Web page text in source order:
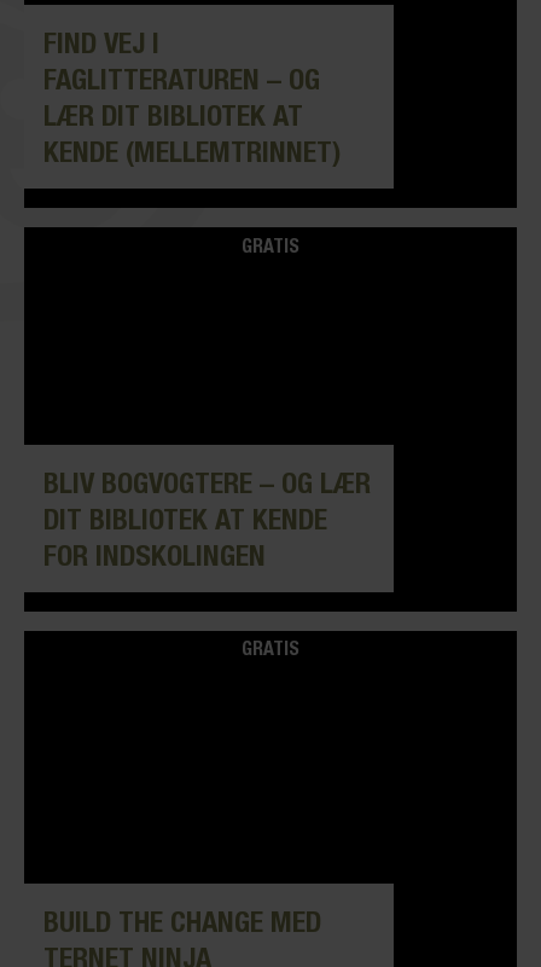
FIND VEJ I
FAGLITTERATUREN – OG
LÆR DIT BIBLIOTEK AT
KENDE (MELLEMTRINNET)
GRATIS
BLIV BOGVOGTERE – OG LÆR
DIT BIBLIOTEK AT KENDE
FOR INDSKOLINGEN
GRATIS
BUILD THE CHANGE MED
TERNET NINJA